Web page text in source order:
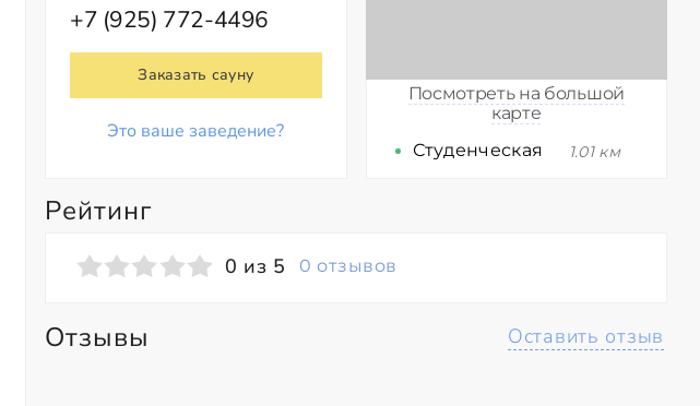
+7 (925) 772-4496
Заказать сауну
Это ваше заведение?
Посмотреть на большой
карте
Студенческая
1.01 км
Рейтинг
0 из 5 0 отзывов
Отзывы Оставить отзыв